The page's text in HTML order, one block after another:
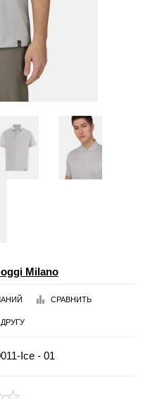
Milano
СРАВНИТЬ
Ice - 01